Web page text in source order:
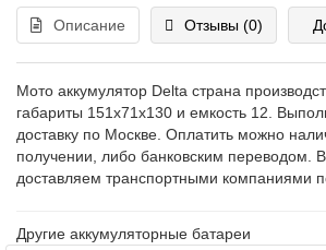
Описание Отзывы (0)
Мото аккумулятор Delta страна
габариты 151x71x130 и емкость 12.
доставку по Москве. Оплатить можно
получении, либо банковским переводом.
доставляем транспортными компаниями
Другие аккумуляторные батареи